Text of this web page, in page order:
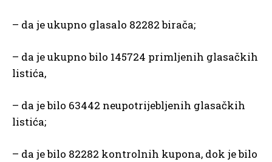
– da je ukupno glasalo 82282 birača;
– da je ukupno bilo 145724 primljenih glasačkih
listića,
– da je bilo 63442 neupotrijebljenih glasačkih
listića;
– da je bilo 82282 kontrolnih kupona, dok je bilo